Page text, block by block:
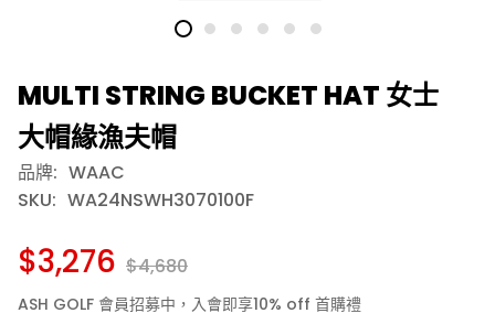
MULTI STRING BUCKET HAT 女士
大帽緣漁夫帽
品牌: WAAC
SKU: WA24NSWH3070100F
$3,276 $4,680
ASH GOLF 會員招募中，入會即享10% off 首購禮